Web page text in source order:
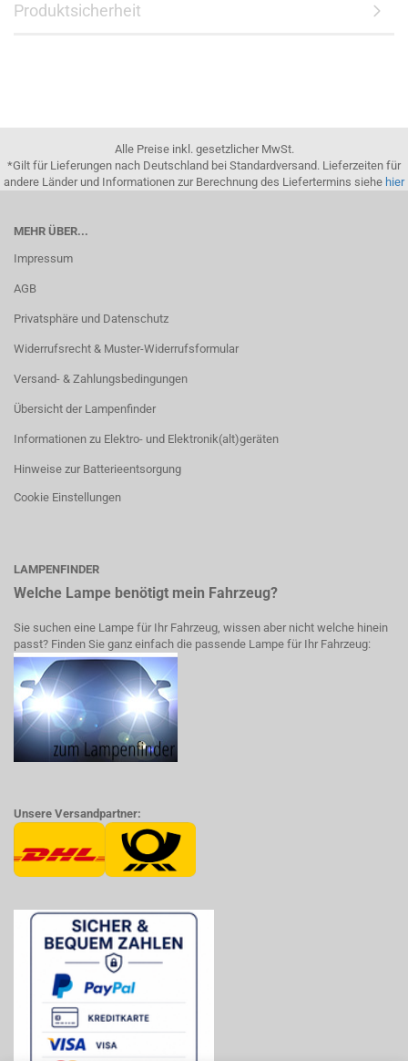
Produktsicherheit
Alle Preise inkl. gesetzlicher MwSt.
*Gilt für Lieferungen nach Deutschland bei Standardversand. Lieferzeiten für
andere Länder und Informationen zur Berechnung des Liefertermins siehe hier
MEHR ÜBER...
Impressum
AGB
Privatsphäre und Datenschutz
Widerrufsrecht & Muster-Widerrufsformular
Versand- & Zahlungsbedingungen
Übersicht der Lampenfinder
Informationen zu Elektro- und Elektronik(alt)geräten
Hinweise zur Batterieentsorgung
Cookie Einstellungen
LAMPENFINDER
Welche Lampe benötigt mein Fahrzeug?
Sie suchen eine Lampe für Ihr Fahrzeug, wissen aber nicht welche hinein
passt? Finden Sie ganz einfach die passende Lampe für Ihr Fahrzeug:
Unsere Versandpartner: